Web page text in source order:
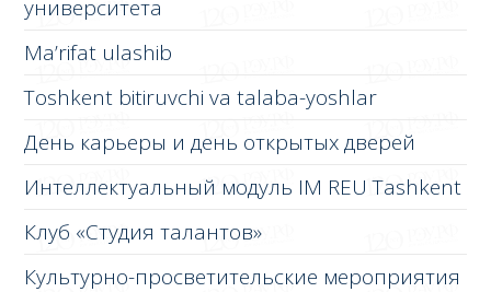
университета
Ma’rifat ulashib
Toshkent bitiruvchi va talaba-yoshlar
День карьеры и день открытых дверей
Интеллектуальный модуль IM REU Tashkent
Клуб «Студия талантов»
Культурно-просветительские мероприятия